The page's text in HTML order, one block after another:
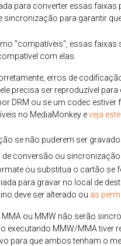
para converter essas
sincronização para garantir
"compatíveis", essas
com elas.
erros de
precisa ser reproduzível
DRM ou se um codec
no MediaMonkey eveja
se não puderem ser
conversão ou
ou substitua o cartão se
para gravar no local de
deve ser alterado ou as
ou MMW não serão
executando MMW/MMA tiver
para que ambos tenham o